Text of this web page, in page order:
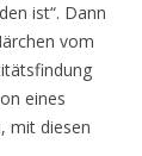
ist“. Dann
vom
eines
mit diesen